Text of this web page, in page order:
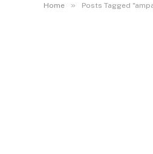
Home » Posts Tagged